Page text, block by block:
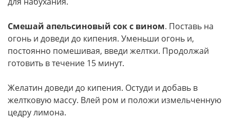
Смешай апельсиновый сок с вином. Поставь на
огонь и доведи до кипения. Уменьши огонь и,
постоянно помешивая, введи желтки. Продолжай
готовить в течение 15 минут.
Желатин доведи до кипения. Остуди и добавь в
желтковую массу. Влей ром и положи измельченную
цедру лимона.